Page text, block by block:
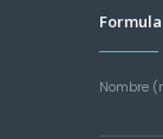
Nombre